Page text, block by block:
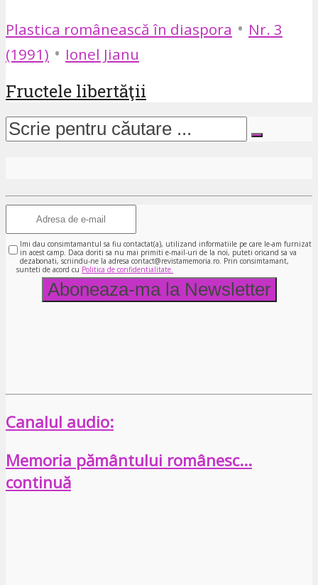
Plastica românească în diaspora • Nr. 3
(1991) • Ionel Jianu
Fructele libertăţii
Imi dau consimtamantul sa fiu contactat(a), utilizand informatiile pe care le-am furnizat
in acest camp. Daca doriti sa nu mai primiti e-mail-uri de la noi, puteti oricand sa va
dezabonati, scriindu-ne la adresa contact@revistamemoria.ro. Prin consimtamant,
sunteti de acord cu Politica de confidentialitate.
Canalul audio:
Memoria pământului românesc…
continuă